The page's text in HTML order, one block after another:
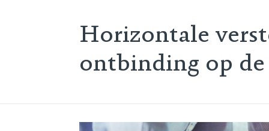
Horizontale
ontbinding op de